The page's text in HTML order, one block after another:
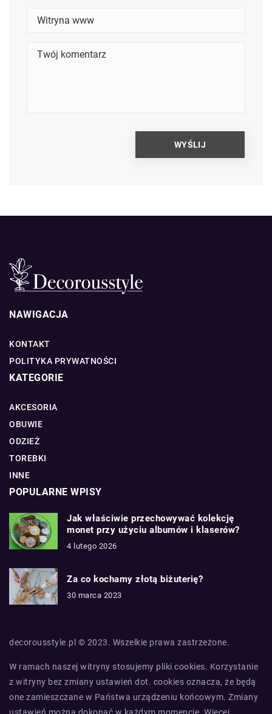
NAWIGACJA
KONTAKT
POLITYKA PRYWATNOŚCI
KATEGORIE
AKCESORIA
OBUWIE
ODZIEŻ
TOREBKI
INNE
POPULARNE WPISY
Jak właściwie przechowywać kolekcję
monet przy użyciu albumów i klaserów?
4 lutego 2026
Za co kochamy złotą biżuterię?
30 marca 2023
decorousstyle.pl © 2023. Wszelkie prawa zastrzeżone.
W ramach naszej witryny stosujemy pliki cookies. Korzystanie
z witryny bez zmiany ustawień dot. cookies oznacza, że będą
one zamieszczane w Państwa urządzeniu końcowym. Zmiany